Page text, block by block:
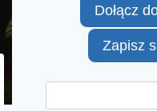
Dołącz
Zapisz
Szukaj